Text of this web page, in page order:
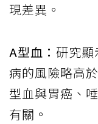
現差異。
A型血： 研究
病的風險略高
型血與胃癌、
有關。